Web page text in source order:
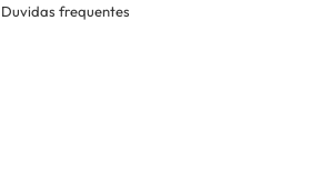
Duvidas frequentes